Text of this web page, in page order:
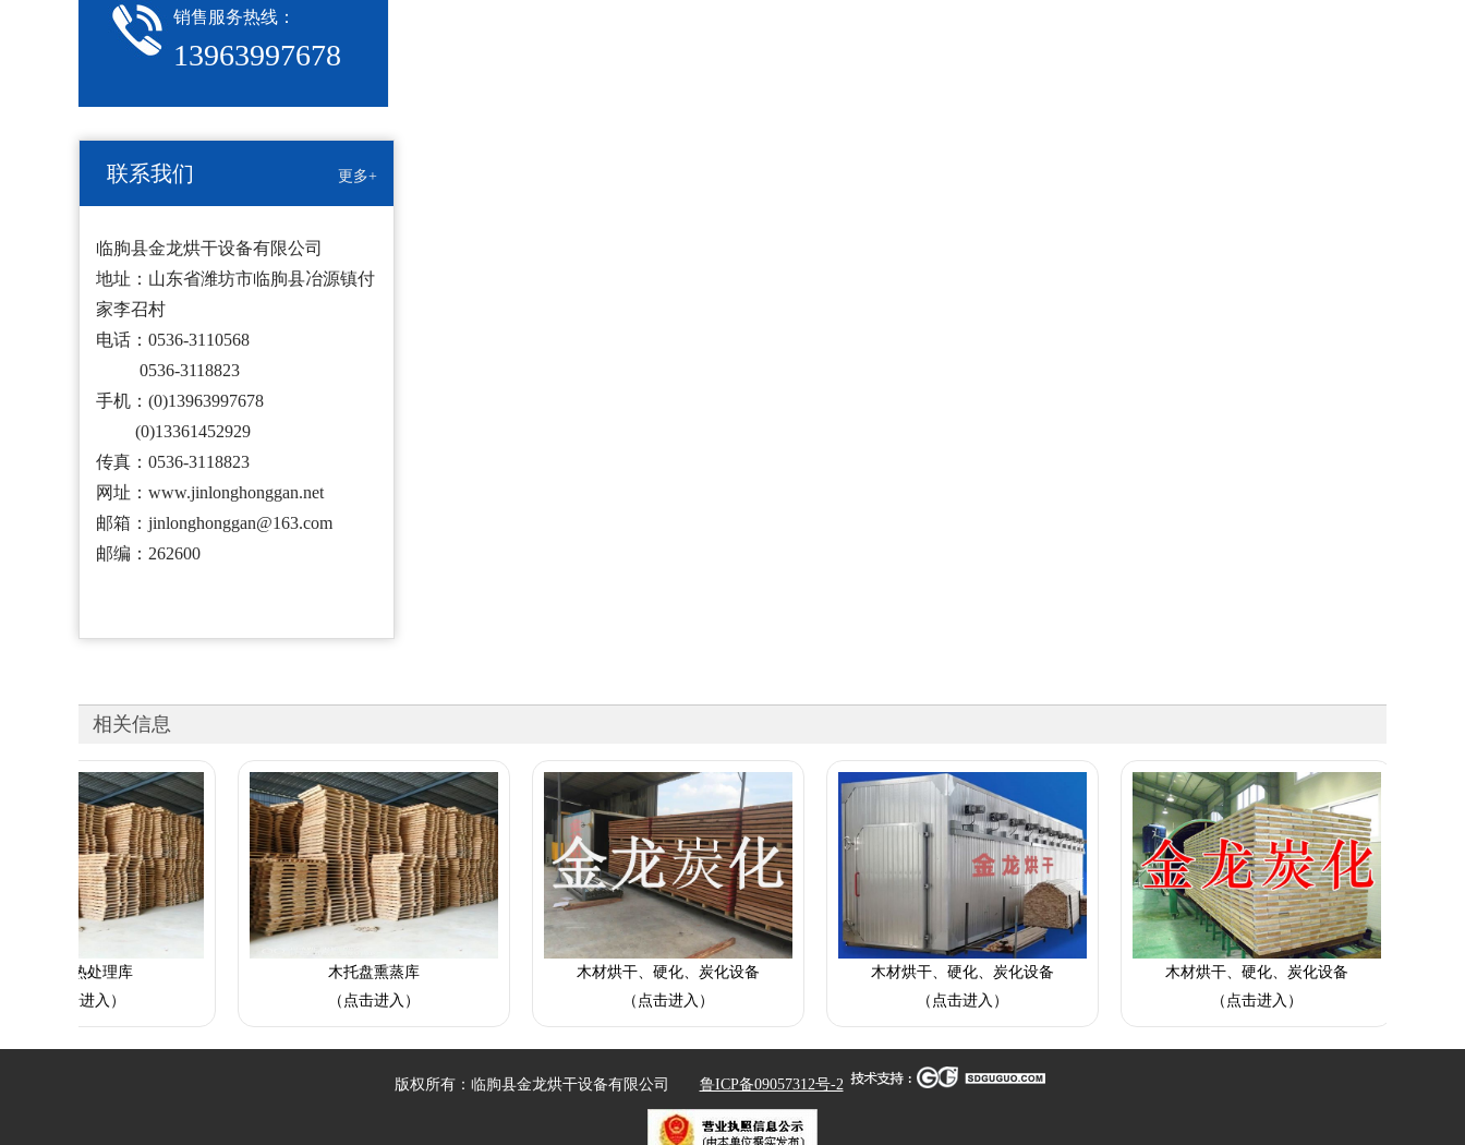
销售服务热线：
13963997678
联系我们 更多+
临朐县金龙烘干设备有限公司
地址：山东省潍坊市临朐县冶源镇付
家李召村
电话：0536-3110568
0536-3118823
手机：(0)13963997678
(0)13361452929
传真：0536-3118823
网址：www.jinlonghonggan.net
邮箱：jinlonghonggan@163.com
邮编：262600
相关信息
木材烘干、硬化、炭化设备
木材烘干、硬化、炭化设备
木材烘干、硬化、炭化设备
版权所有：临朐县金龙烘干设备有限公司 鲁ICP备09057312号-2